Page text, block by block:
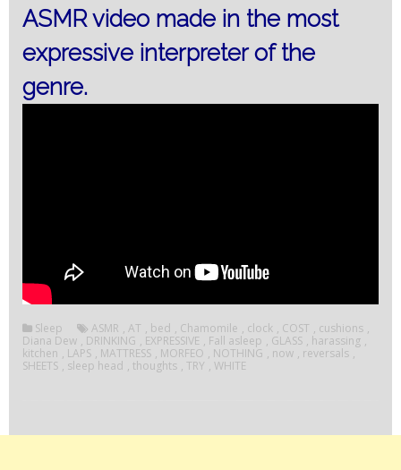
ASMR video made in the most
expressive interpreter of the
genre.
Sleep ASMR , AT , bed , Chamomile , clock , COST , cushions ,
Diana Dew , DRINKING , EXPRESSIVE , Fall asleep , GLASS , harassing ,
kitchen , LAPS , MATTRESS , MORFEO , NOTHING , now , reversals ,
SHEETS , sleep head , thoughts , TRY , WHITE